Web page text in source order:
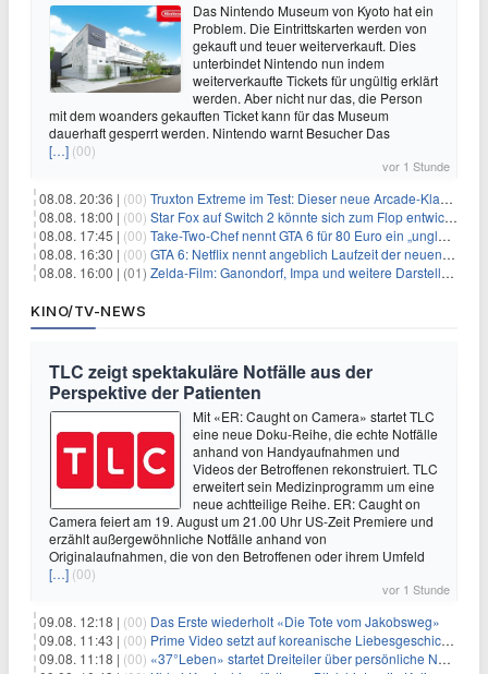
Das Nintendo Museum von Kyoto hat ein
Problem. Die Eintrittskarten werden von
gekauft und teuer weiterverkauft. Dies
unterbindet Nintendo nun indem
weiterverkaufte Tickets für ungültig erklärt
werden. Aber nicht nur das, die Person
mit dem woanders gekauften Ticket kann für das Museum
dauerhaft gesperrt werden. Nintendo warnt Besucher Das
[…] (00)
vor 1 Stunde
08.08. 20:36 | (00) Truxton Extreme im Test: Dieser neue Arcade-Klassiker verzeiht dir gar nichts
08.08. 18:00 | (00) Star Fox auf Switch 2 könnte sich zum Flop entwickeln
08.08. 17:45 | (00) Take-Two-Chef nennt GTA 6 für 80 Euro ein „unglaubliches Schnäppchen“
08.08. 16:30 | (00) GTA 6: Netflix nennt angeblich Laufzeit der neuen Gameplay-Präsentation
08.08. 16:00 | (01) Zelda-Film: Ganondorf, Impa und weitere Darsteller sollen feststehen
KINO/TV-NEWS
TLC zeigt spektakuläre Notfälle aus der
Perspektive der Patienten
Mit «ER: Caught on Camera» startet TLC
eine neue Doku-Reihe, die echte Notfälle
anhand von Handyaufnahmen und
Videos der Betroffenen rekonstruiert. TLC
erweitert sein Medizinprogramm um eine
neue achtteilige Reihe. ER: Caught on
Camera feiert am 19. August um 21.00 Uhr US-Zeit Premiere und
erzählt außergewöhnliche Notfälle anhand von
Originalaufnahmen, die von den Betroffenen oder ihrem Umfeld
[…] (00)
vor 1 Stunde
09.08. 12:18 | (00) Das Erste wiederholt «Die Tote vom Jakobsweg»
09.08. 11:43 | (00) Prime Video setzt auf koreanische Liebesgeschichte
09.08. 11:18 | (00) «37°Leben» startet Dreiteiler über persönliche Neuanfänge